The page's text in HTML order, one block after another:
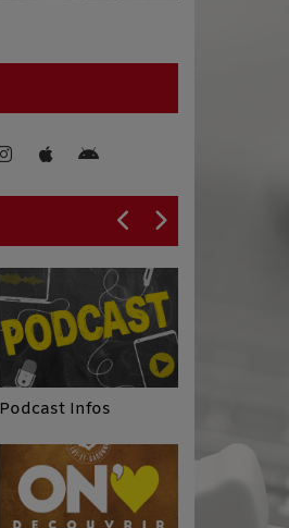
Podcast Infos